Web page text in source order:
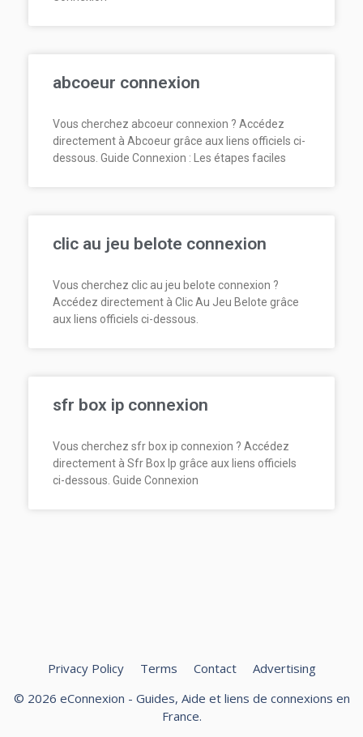
abcoeur connexion
Vous cherchez abcoeur connexion ? Accédez
directement à Abcoeur grâce aux liens officiels ci-
dessous. Guide Connexion : Les étapes faciles
clic au jeu belote connexion
Vous cherchez clic au jeu belote connexion ?
Accédez directement à Clic Au Jeu Belote grâce
aux liens officiels ci-dessous.
sfr box ip connexion
Vous cherchez sfr box ip connexion ? Accédez
directement à Sfr Box Ip grâce aux liens officiels
ci-dessous. Guide Connexion
Privacy Policy Terms Contact
Advertising
© 2026 eConnexion - Guides, Aide et liens de connexions en
France.